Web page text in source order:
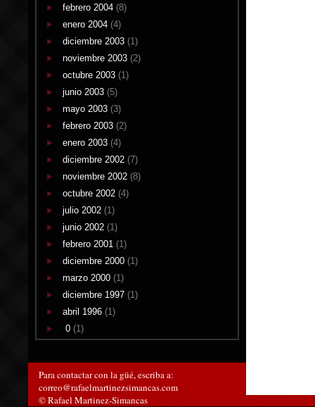
febrero 2004 (8)
enero 2004 (4)
diciembre 2003 (1)
noviembre 2003 (2)
octubre 2003 (1)
junio 2003 (5)
mayo 2003 (3)
febrero 2003 (2)
enero 2003 (4)
diciembre 2002 (7)
noviembre 2002 (8)
octubre 2002 (4)
julio 2002 (1)
junio 2002 (1)
febrero 2001 (1)
diciembre 2000 (1)
marzo 2000 (1)
diciembre 1997 (1)
abril 1996 (1)
0 (1)
Para contactar con la güé, escriba a:
correo@rafaelmartinezsimancas.com
© Rafael Martinez-Simancas